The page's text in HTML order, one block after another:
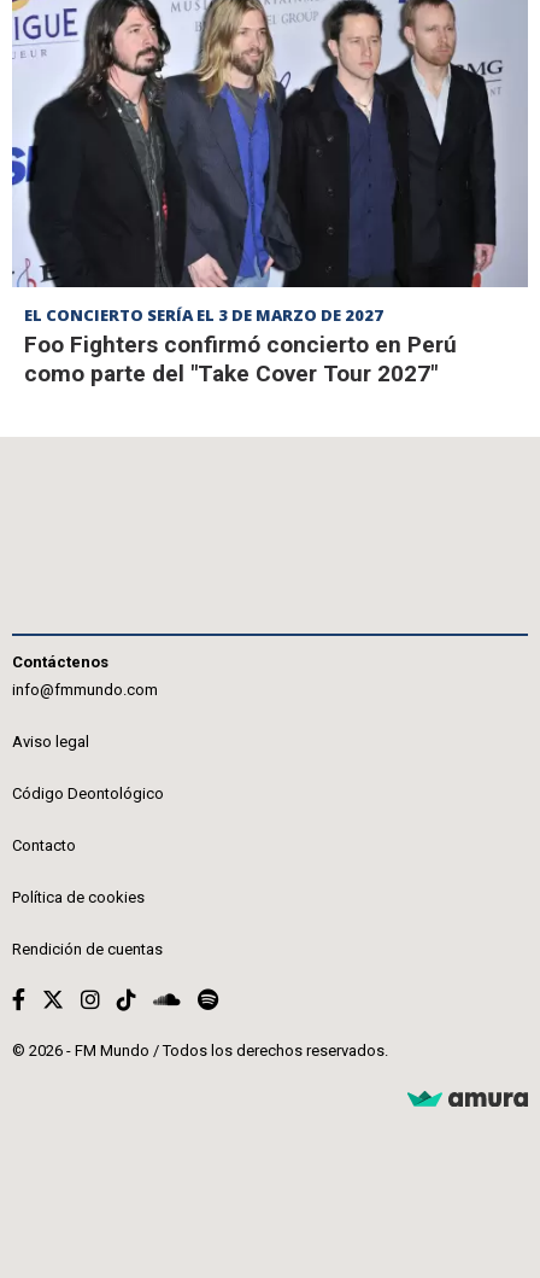
EL CONCIERTO SERÍA EL 3 DE MARZO DE 2027
Foo Fighters confirmó concierto en Perú
como parte del "Take Cover Tour 2027"
Contáctenos
info@fmmundo.com
Aviso legal
Código Deontológico
Contacto
Política de cookies
Rendición de cuentas
© 2026 - FM Mundo / Todos los derechos reservados.